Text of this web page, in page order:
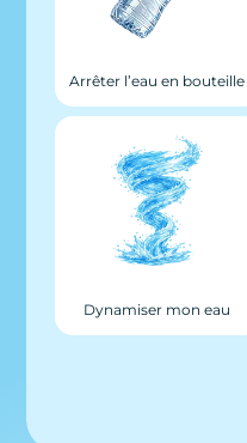
Arrêter l’eau en bouteille
Dynamiser mon eau